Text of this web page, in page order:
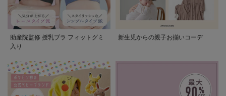
助産院監修 授乳ブラ フィットグミ
入り
新生児からの親子お揃いコーデ